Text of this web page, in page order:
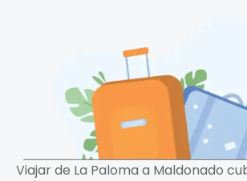
Viajar de La Paloma a Maldonado